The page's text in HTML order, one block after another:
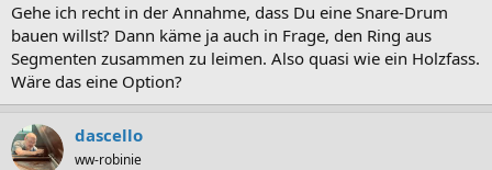
Gehe ich recht in der Annahme, dass Du eine Snare-Drum
bauen willst? Dann käme ja auch in Frage, den Ring aus
Segmenten zusammen zu leimen. Also quasi wie ein Holzfass.
Wäre das eine Option?
dascello
ww-robinie